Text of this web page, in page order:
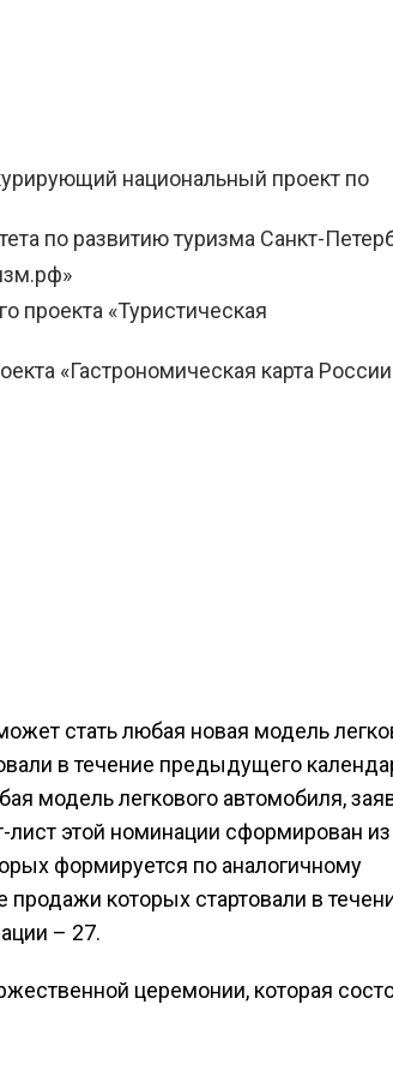
национальный проект по
по развитию туризма Санкт-
проекта «Туристическая
«Гастрономическая карта
стать любая новая модель
в течение предыдущего
модель легкового автомобиля,
лист этой номинации сформирован из
формируется по аналогичному
которых стартовали в
– 27.
церемонии, которая